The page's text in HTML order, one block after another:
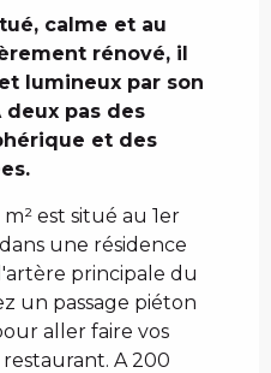
calme et au
rénové, il
lumineux par son
deux pas des
et des
est situé au 1er
une résidence
principale du
un passage piéton
aller faire vos
A 200